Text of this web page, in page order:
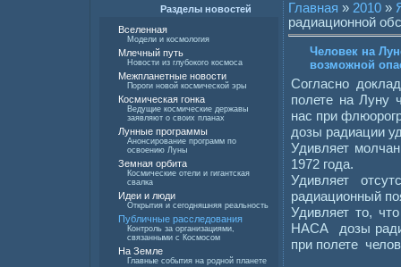
Разделы новостей
Вселенная
Модели и космология
Млечный путь
Новости из глубокого космоса
Межпланетные новости
Пороги новой космической эры
Космическая гонка
Ведущие космические державы
заявляют о своих планах
Лунные программы
Анонсирование программ по
освоению Луны
Земная орбита
Космические отели и гигантская
свалка
Идеи и люди
Открытия и сегодняшняя реальность
Публичные расследования
Контроль за организациями,
связанными с Космосом
На Земле
Главные события на родной планете
Главная » 2010 »
радиационной
Человек на
возможной
Согласно
полете на Луну
нас при
дозы радиации
Удивляет
1972 года.
Удивляет
радиационный
Удивляет то,
НАСА дозы
при полете